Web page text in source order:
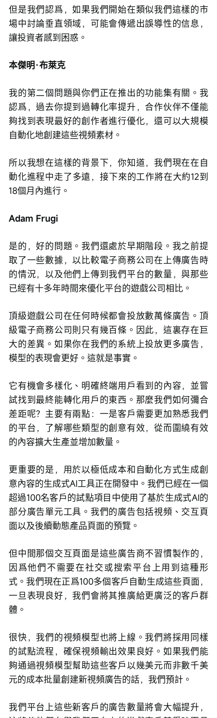
但是我們認爲，如果我們開始在類似我們這樣的市
場中討論垂直領域，可能會傳遞出誤導性的信息，
讓投資者感到困惑。
本傑明·布萊克
我的第二個問題與你們正在推出的功能集有關。我
認爲，過去你提到過轉化率提升，合作伙伴不僅能
夠找到表現最好的創作者進行優化，還可以大規模
自動化地創建這些視頻素材。
所以我想在這樣的背景下，你知道，我們現在在自
動化進程中走了多遠，接下來的工作將在大約12到
18個月內進行。
Adam Frugi
是的，好的問題。我們還處於早期階段。我之前提
取了一些數據，以比較電子商務公司在上傳廣告時
的情況，以及他們上傳到我們平台的數量，與那些
已經有十多年時間來優化平台的遊戲公司相比。
頂級遊戲公司在任何時候都會投放數萬條廣告。頂
級電子商務公司則只有幾百條。因此，這裏存在巨
大的差異。如果你在我們的系統上投放更多廣告，
模型的表現會更好。這就是事實。
它有機會多樣化、明確終端用戶看到的內容，並嘗
試找到最終能轉化用戶的東西。那麼我們如何彌合
差距呢？主要有兩點：一是客戶需要更加熟悉我們
的平台，了解哪些類型的創意有效，從而圍繞有效
的內容擴大生產並增加數量。
更重要的是，用於以極低成本和自動化方式生成創
意內容的生成式AI工具正在開發中。我們已經在一個
超過100名客戶的試點項目中使用了基於生成式AI的
部分廣告單元工具。我們的廣告包括視頻、交互頁
面以及後續動態產品頁面的預覽。
但中間那個交互頁面是這些廣告商不習慣製作的，
因爲他們不需要在社交或搜索平台上用到這種形
式。我們現在正爲100多個客戶自動生成這些頁面，
一旦表現良好，我們會將其推廣給更廣泛的客戶群
體。
很快，我們的視頻模型也將上線。我們將採用同樣
的試點流程，確保視頻輸出效果良好。如果我們能
夠通過視頻模型幫助這些客戶以幾美元而非數千美
元的成本批量創建新視頻廣告的話，我們預計。
我們平台上這些新客戶的廣告數量將會大幅提升，